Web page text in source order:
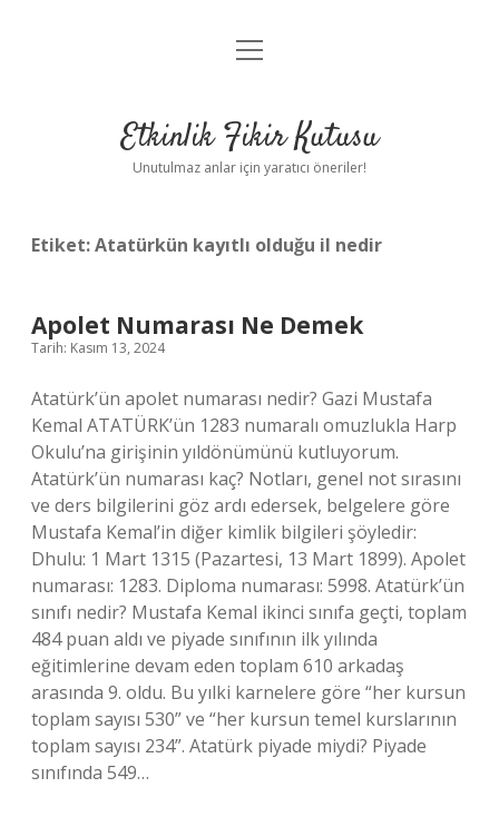
Anasayfa
Yasal Uyarı
menüyü
Etkinlik Fikir Kutusu
Unutulmaz anlar için yaratıcı öneriler!
Etiket:Atatürkün kayıtlı olduğu il nedir
Apolet Numarası Ne Demek
Tarih: Kasım 13, 2024
Atatürk’ün apolet numarası nedir? Gazi Mustafa
Kemal ATATÜRK’ün 1283 numaralı omuzlukla Harp
Okulu’na girişinin yıldönümünü kutluyorum.
Atatürk’ün numarası kaç? Notları, genel not sırasını
ve ders bilgilerini göz ardı edersek, belgelere göre
Mustafa Kemal’in diğer kimlik bilgileri şöyledir:
Dhulu: 1 Mart 1315 (Pazartesi, 13 Mart 1899). Apolet
numarası: 1283. Diploma numarası: 5998. Atatürk’ün
sınıfı nedir? Mustafa Kemal ikinci sınıfa geçti, toplam
484 puan aldı ve piyade sınıfının ilk yılında
eğitimlerine devam eden toplam 610 arkadaş
arasında 9. oldu. Bu yılki karnelere göre “her kursun
toplam sayısı 530” ve “her kursun temel kurslarının
toplam sayısı 234”. Atatürk piyade miydi? Piyade
sınıfında 549…